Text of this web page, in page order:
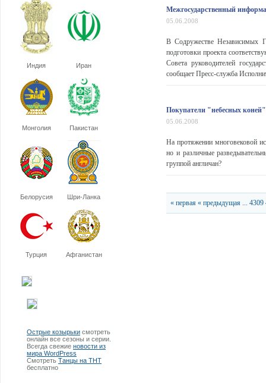
Индия Иран
Монголия Пакистан
Белорусия Шри-Ланка
Турция Афганистан
Острые козырьки смотреть
онлайн все сезоны и серии.
Всегда свежие новости из
мира WordPress
Смотреть Танцы на ТНТ
бесплатно
Межгосударственный
05.06.2008
В Содружестве Независимых
подготовки проекта
Совета руководителей
сообщает Пресс-служба
Покупатели "небесных коней"
05.06.2008
На протяжении многовековой
но и различные
группой англичан?
« первая « предыдущая ... 4309